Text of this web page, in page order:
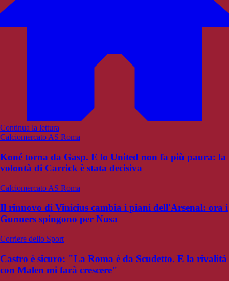
Continua la lettura
Calciomercato AS Roma
Koné torna da Gasp. E lo United non fa più paura: la
volontà di Carrick è stata decisiva
Calciomercato AS Roma
Il rinnovo di Vinicius cambia i piani dell'Arsenal: ora i
Gunners spingono per Nusa
Corriere dello Sport
Castro è sicuro: "La Roma è da Scudetto. E la rivalità
con Malen mi farà crescere"